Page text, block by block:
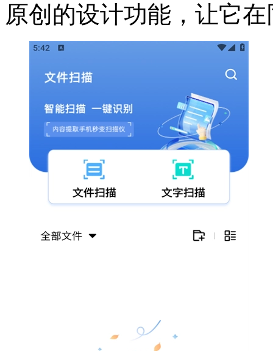
原创的设计功能，让它